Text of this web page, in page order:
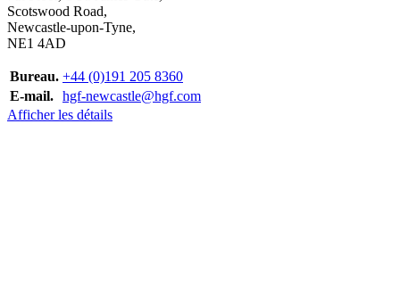
Scotswood Road,
Newcastle-upon-Tyne,
NE1 4AD
Bureau. +44 (0)191 205 8360
E-mail. hgf-newcastle@hgf.com
Afficher les détails